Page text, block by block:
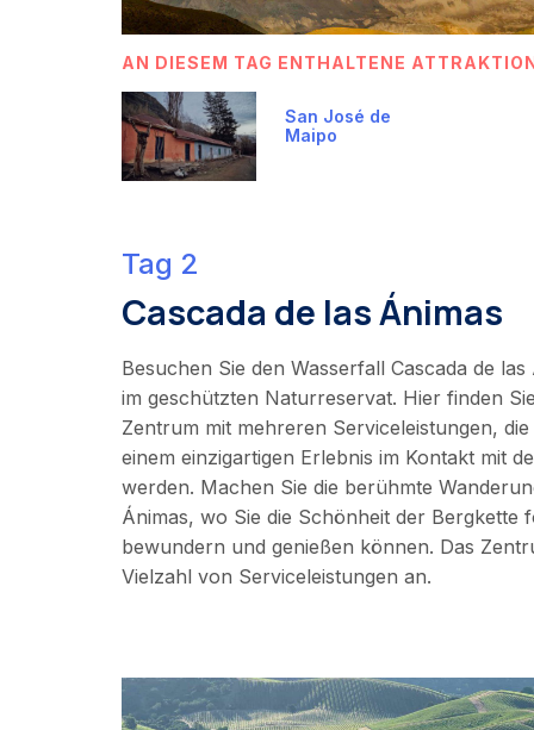
AN DIESEM TAG ENTHALTENE
San José de
Maipo
Tag 2
Cascada de las Ánimas
Besuchen Sie den Wasserfall Cascada de las
im geschützten Naturreservat. Hier finden
Zentrum mit mehreren Serviceleistungen,
einem einzigartigen Erlebnis im Kontakt mit
werden. Machen Sie die berühmte
Ánimas, wo Sie die Schönheit der Bergkette
bewundern und genießen können. Das
Vielzahl von Serviceleistungen an.